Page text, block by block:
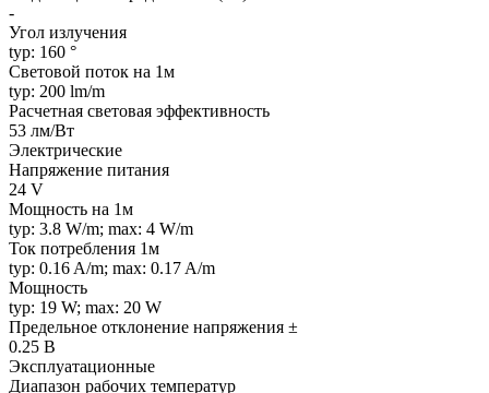
-
Угол излучения
typ: 160 °
Световой поток на 1м
typ: 200 lm/m
Расчетная световая эффективность
53 лм/Вт
Электрические
Напряжение питания
24 V
Мощность на 1м
typ: 3.8 W/m; max: 4 W/m
Ток потребления 1м
typ: 0.16 A/m; max: 0.17 A/m
Мощность
typ: 19 W; max: 20 W
Предельное отклонение напряжения ±
0.25 В
Эксплуатационные
Диапазон рабочих температур